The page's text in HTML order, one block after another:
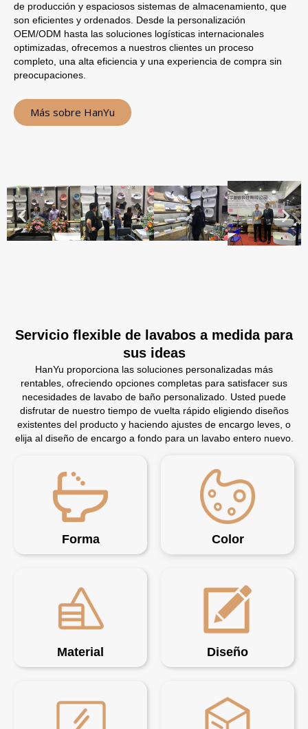
de producción y espaciosos sistemas de almacenamiento, que
son eficientes y ordenados. Desde la personalización
OEM/ODM hasta las soluciones logísticas internacionales
optimizadas, ofrecemos a nuestros clientes un proceso
completo, una alta eficiencia y una experiencia de compra sin
preocupaciones.
Más sobre HanYu
Servicio flexible de lavabos a medida para
sus ideas
HanYu proporciona las soluciones personalizadas más
rentables, ofreciendo opciones completas para satisfacer sus
necesidades de lavabo de baño personalizado. Usted puede
disfrutar de nuestro tiempo de vuelta rápido eligiendo diseños
existentes del producto y haciendo ajustes de encargo leves, o
elija al diseño de encargo a fondo para un lavabo entero nuevo.
Forma Color
Material Diseño